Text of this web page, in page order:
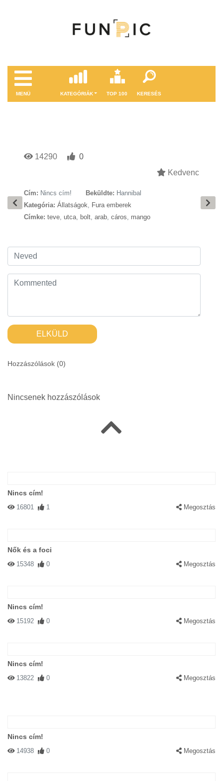
MENÜ KATEGÓRIÁK TOP 100 KERESÉS
14290
0
Kedvenc
Cím: Nincs cím! Beküldte: Hannibal
Kategória: Állatságok, Fura emberek
Címke: teve, utca, bolt, arab, cáros, mango
ELKÜLD
Hozzászólások (0)
Nincsenek hozzászólások
Nincs cím!
16801 1 Megosztás
Nők és a foci
15348 0 Megosztás
Nincs cím!
15192 0 Megosztás
Nincs cím!
13822 0 Megosztás
Nincs cím!
14938 0 Megosztás